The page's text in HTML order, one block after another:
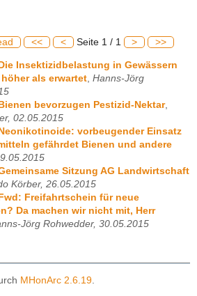
<< < Seite 1 / 1 > >>
Insektizidbelastung in Gewässern
als erwartet Hanns-Jörg
bevorzugen Pestizid-Nektar,
02.05.2015
vorbeugender Einsatz
gefährdet Bienen und andere
Sitzung AG Landwirtschaft
Körber, 26.05.2015
Freifahrtschein für neue
Da machen wir nicht mit, Herr
Jörg Rohwedder, 30.05.2015
MHonArc 2.6.19.